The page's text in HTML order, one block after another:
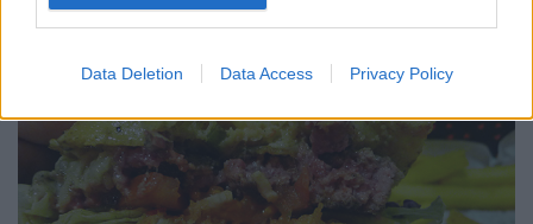
Data Deletion Data Access Privacy Policy